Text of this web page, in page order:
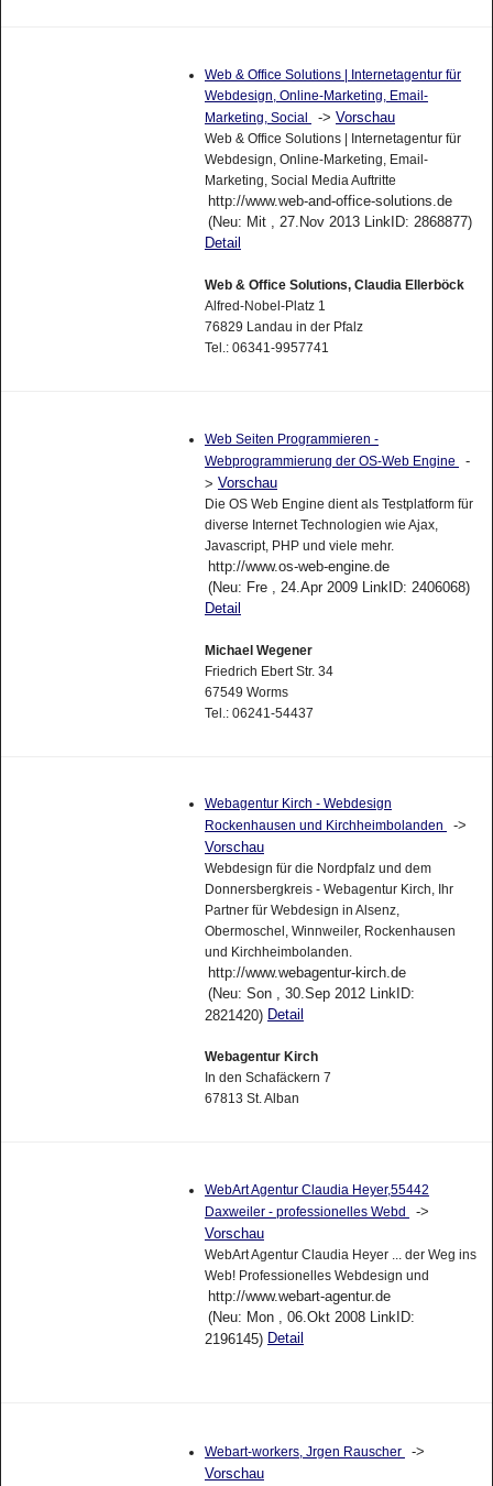
Web & Office Solutions | Internetagentur für
Webdesign, Online-Marketing, Email-
Marketing, Social
-> Vorschau
Web & Office Solutions | Internetagentur für
Webdesign, Online-Marketing, Email-
Marketing, Social Media Auftritte
http://www.web-and-office-solutions.de
(Neu: Mit , 27.Nov 2013 LinkID: 2868877)
Detail
Web & Office Solutions, Claudia Ellerböck
Alfred-Nobel-Platz 1
76829 Landau in der Pfalz
Tel.: 06341-9957741
Web Seiten Programmieren -
Webprogrammierung der OS-Web Engine
-
> Vorschau
Die OS Web Engine dient als Testplatform für
diverse Internet Technologien wie Ajax,
Javascript, PHP und viele mehr.
http://www.os-web-engine.de
(Neu: Fre , 24.Apr 2009 LinkID: 2406068)
Detail
Michael Wegener
Friedrich Ebert Str. 34
67549 Worms
Tel.: 06241-54437
Webagentur Kirch - Webdesign
Rockenhausen und Kirchheimbolanden
->
Vorschau
Webdesign für die Nordpfalz und dem
Donnersbergkreis - Webagentur Kirch, Ihr
Partner für Webdesign in Alsenz,
Obermoschel, Winnweiler, Rockenhausen
und Kirchheimbolanden.
http://www.webagentur-kirch.de
(Neu: Son , 30.Sep 2012 LinkID:
2821420) Detail
Webagentur Kirch
In den Schafäckern 7
67813 St. Alban
WebArt Agentur Claudia Heyer,55442
Daxweiler - professionelles Webd
->
Vorschau
WebArt Agentur Claudia Heyer ... der Weg ins
Web! Professionelles Webdesign und
http://www.webart-agentur.de
(Neu: Mon , 06.Okt 2008 LinkID:
2196145) Detail
Webart-workers, Jrgen Rauscher
->
Vorschau